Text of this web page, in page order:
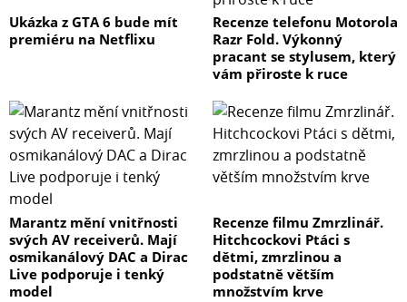
Ukázka z GTA 6 bude mít
premiéru na Netflixu
Recenze telefonu Motorola
Razr Fold. Výkonný
pracant se stylusem, který
vám přiroste k ruce
Marantz mění vnitřnosti
svých AV receiverů. Mají
osmikanálový DAC a Dirac
Live podporuje i tenký
model
Recenze filmu Zmrzlinář.
Hitchcockovi Ptáci s
dětmi, zmrzlinou a
podstatně větším
množstvím krve